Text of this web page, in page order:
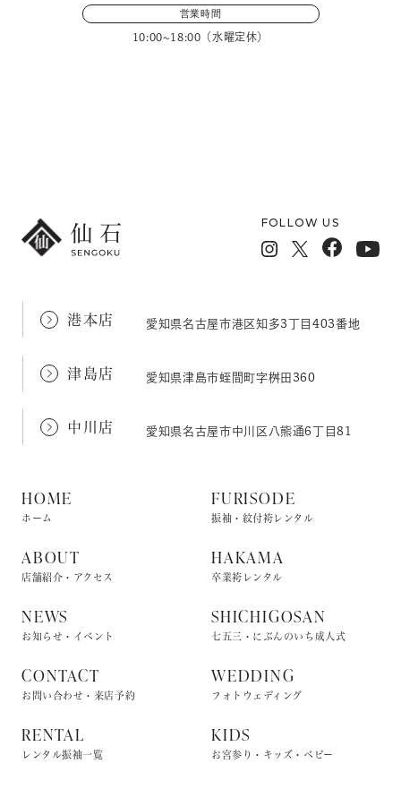
営業時間
10:00~18:00（水曜定休）
FOLLOW US
港本店 愛知県名古屋市港区知多3丁目403番地
津島店 愛知県津島市蛭間町字桝田360
中川店 愛知県名古屋市中川区八熊通6丁目81
HOME
ホーム
ABOUT
店舗紹介・アクセス
NEWS
お知らせ・イベント
CONTACT
お問い合わせ・来店予約
RENTAL
レンタル振袖一覧
FURISODE
振袖・紋付袴レンタル
HAKAMA
卒業袴レンタル
SHICHIGOSAN
七五三・にぶんのいち成人式
WEDDING
フォトウェディング
KIDS
お宮参り・キッズ・ベビー